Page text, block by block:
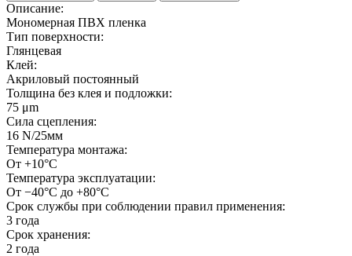
Описание:
Мономерная ПВХ пленка
Тип поверхности:
Глянцевая
Клей:
Акриловый постоянный
Толщина без клея и подложки:
75 μm
Сила сцепления:
16 N/25мм
Температура монтажа:
От +10°С
Температура эксплуатации:
От −40°С до +80°С
Срок службы при соблюдении правил применения:
3 года
Срок хранения:
2 года